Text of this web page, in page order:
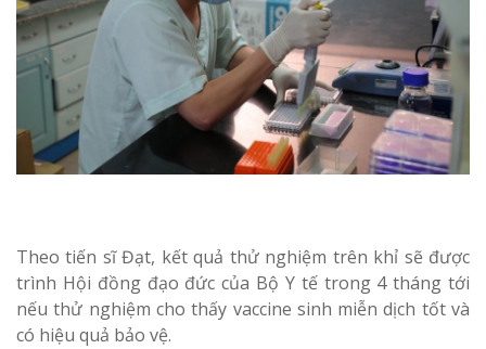
Theo tiến sĩ Đạt, kết quả thử nghiệm trên khỉ sẽ được
trình Hội đồng đạo đức của Bộ Y tế trong 4 tháng tới
nếu thử nghiệm cho thấy vaccine sinh miễn dịch tốt và
có hiệu quả bảo vệ.